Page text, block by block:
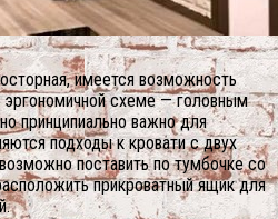
имеется возможность
эргономичной схеме — головным
принципиально важно для
подходы к кровати с двух
поставить по тумбочке со
прикроватный ящик для